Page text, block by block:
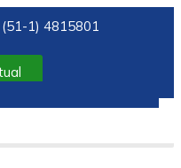
(51-1) 4815801